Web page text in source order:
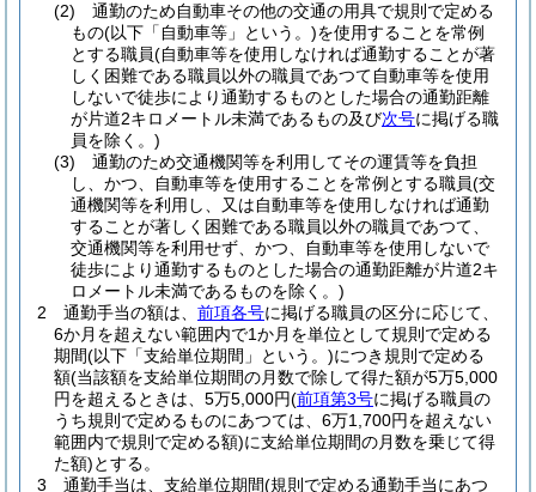
(2)
通勤のため自動車その他の交通の用具で規則で定める
もの(以下「自動車等」という。)を使用することを常例
とする職員(自動車等を使用しなければ通勤することが著
しく困難である職員以外の職員であつて自動車等を使用
しないで徒歩により通勤するものとした場合の通勤距離
が片道2キロメートル未満であるもの及び次号に掲げる職
員を除く。)
(3)
通勤のため交通機関等を利用してその運賃等を負担
し、かつ、自動車等を使用することを常例とする職員(交
通機関等を利用し、又は自動車等を使用しなければ通勤
することが著しく困難である職員以外の職員であつて、
交通機関等を利用せず、かつ、自動車等を使用しないで
徒歩により通勤するものとした場合の通勤距離が片道2キ
ロメートル未満であるものを除く。)
2
通勤手当の額は、 前項各号に掲げる職員の区分に応じて、
6か月を超えない範囲内で1か月を単位として規則で定める
期間(以下「支給単位期間」という。)につき規則で定める
額(当該額を支給単位期間の月数で除して得た額が5万5,000
円を超えるときは、5万5,000円(前項第3号に掲げる職員の
うち規則で定めるものにあつては、6万1,700円を超えない
範囲内で規則で定める額)に支給単位期間の月数を乗じて得
た額)とする。
3
通勤手当は、支給単位期間(規則で定める通勤手当にあつ